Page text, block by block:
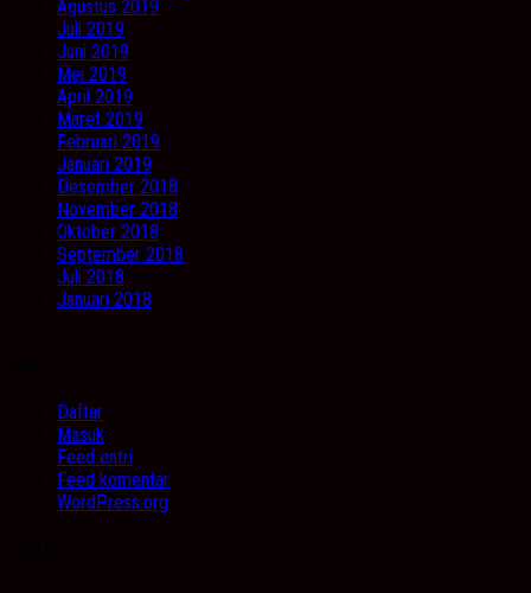
Agustus 2019
Juli 2019
Juni 2019
Mei 2019
April 2019
Maret 2019
Februari 2019
Januari 2019
Desember 2018
November 2018
Oktober 2018
September 2018
Juli 2018
Januari 2018
Daftar
Masuk
Feed entri
Feed komentar
WordPress.org